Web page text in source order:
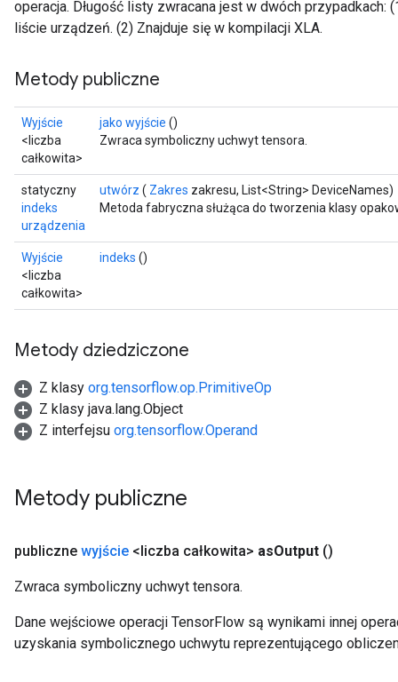
operacja. Długość listy zwracana jest w dwóch przypadkach:
liście urządzeń. (2) Znajduje się w kompilacji XLA.
Metody publiczne
Wyjście
<liczba
całkowita>
jako wyjście ()
Zwraca symboliczny uchwyt tensora.
statyczny
indeks
urządzenia
utwórz ( Zakres zakresu, List<String> DeviceNames)
Metoda fabryczna służąca do tworzenia klasy
Wyjście
<liczba
całkowita>
indeks ()
Metody dziedziczone
Z klasy org.tensorflow.op.PrimitiveOp
Z klasy java.lang.Object
Z interfejsu org.tensorflow.Operand
Metody publiczne
publiczne wyjście <liczba całkowita> asOutput ()
Zwraca symboliczny uchwyt tensora.
Dane wejściowe operacji TensorFlow są wynikami innej
uzyskania symbolicznego uchwytu reprezentującego